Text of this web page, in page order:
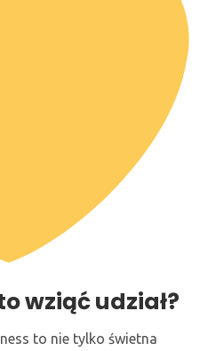
wziąć udział?
to nie tylko świetna